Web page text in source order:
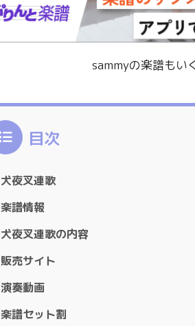
sammyの楽譜もい
目次
犬夜叉連歌
楽譜情報
犬夜叉連歌の内容
販売サイト
演奏動画
楽譜セット割